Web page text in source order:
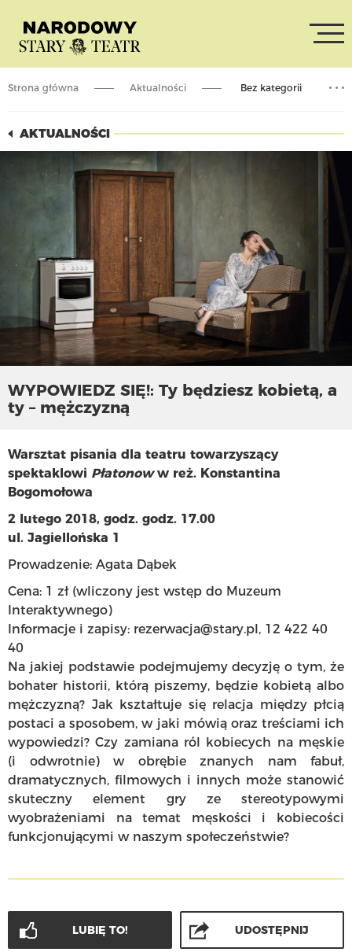
Strona główna Bez kategorii
Aktualności
AKTUALNOŚCI
WYPOWIEDZ SIĘ!: Ty będziesz kobietą, a
ty – mężczyzną
Warsztat pisania dla teatru towarzyszący
spektaklowi Płatonoww reż. Konstantina
Bogomołowa
2 lutego 2018, godz. godz. 17.00
ul. Jagiellońska 1
Prowadzenie: Agata Dąbek
Cena: 1 zł (wliczony jest wstęp do Muzeum
Interaktywnego)
Informacje i zapisy: rezerwacja@stary.pl, 12 422 40
40
Na jakiej podstawie podejmujemy decyzję o tym, że
bohater historii, którą piszemy, będzie kobietą albo
mężczyzną? Jak kształtuje się relacja między płcią
postaci a sposobem, w jaki mówią oraz treściami ich
wypowiedzi? Czy zamiana ról kobiecych na męskie
(i odwrotnie) w obrębie znanych nam fabuł,
dramatycznych, filmowych i innych może stanowić
skuteczny element gry ze stereotypowymi
wyobrażeniami na temat męskości i kobiecości
funkcjonującymi w naszym społeczeństwie?
LUBIĘ TO! UDOSTĘPNIJ